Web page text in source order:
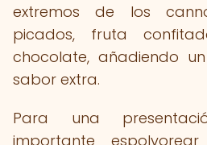
extremos de los
picados, fruta
chocolate, añadiendo
sabor extra.
Para una
importante